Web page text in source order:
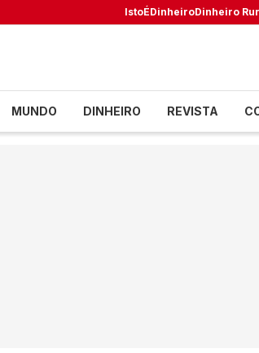
IstoÉDinheiroDinheiro
MUNDO DINHEIRO REVISTA